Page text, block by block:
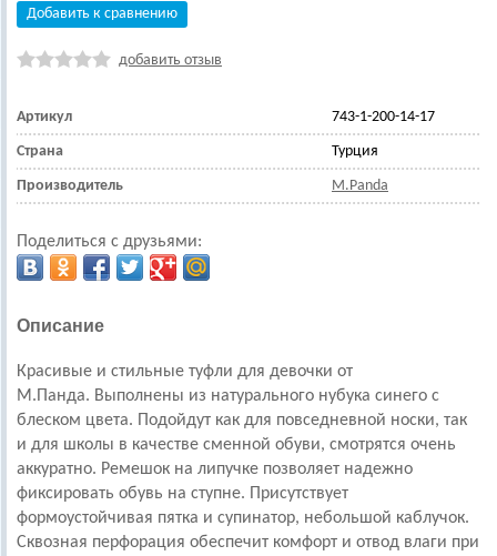
Добавить к сравнению
добавить отзыв
Артикул 743-1-200-14-17
Страна Турция
Производитель M.Panda
Поделиться с друзьями:
Описание
Красивые и стильные туфли для девочки от
М.Панда. Выполнены из натурального нубука синего с
блеском цвета. Подойдут как для повседневной носки, так
и для школы в качестве сменной обуви, смотрятся очень
аккуратно. Ремешок на липучке позволяет надежно
фиксировать обувь на ступне. Присутствует
формоустойчивая пятка и супинатор, небольшой каблучок.
Сквозная перфорация обеспечит комфорт и отвод влаги при